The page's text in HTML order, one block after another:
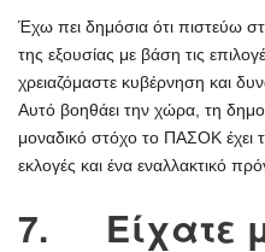
Έχω πει δημόσια ότι πιστεύω
της εξουσίας με βάση τις
χρειαζόμαστε κυβέρνηση και
Αυτό βοηθάει την χώρα, τη
μοναδικό στόχο το ΠΑΣΟΚ έχει
εκλογές και ένα εναλλακτικό
7. Είχατε